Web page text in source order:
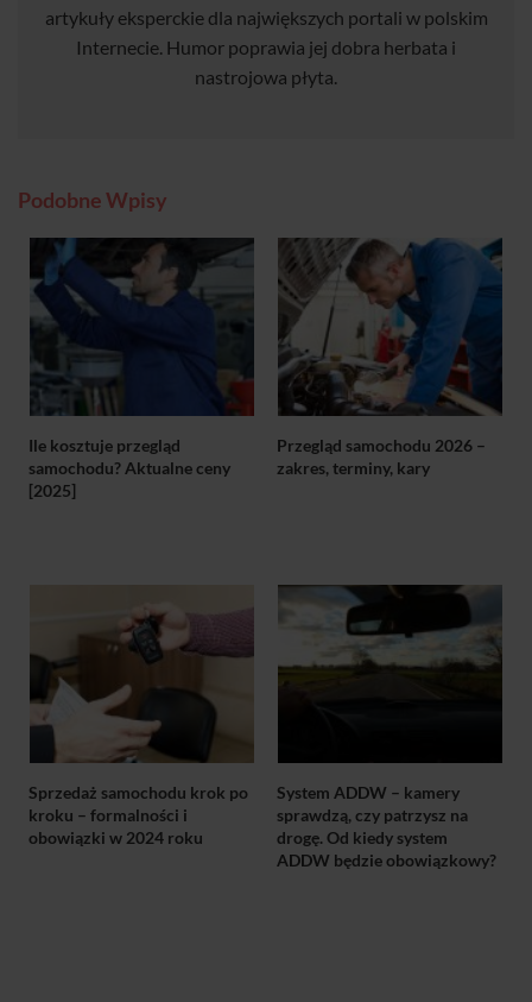
artykuły eksperckie dla największych portali w polskim
Internecie. Humor poprawia jej dobra herbata i
nastrojowa płyta.
Podobne Wpisy
Ile kosztuje przegląd
samochodu? Aktualne ceny
[2025]
Przegląd samochodu 2026 –
zakres, terminy, kary
Sprzedaż samochodu krok po
kroku – formalności i
obowiązki w 2024 roku
System ADDW – kamery
sprawdzą, czy patrzysz na
drogę. Od kiedy system
ADDW będzie obowiązkowy?